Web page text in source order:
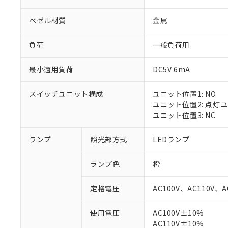
ベゼル材質 金属
負荷 一般負荷用
最小適用負荷 DC5V 6mA
スイッチユニット構成
ユニット位置1: NO
ユニット位置2: 点灯
ユニット位置3: NC
ランプ 照光部方式 LEDランプ
ランプ色 橙
定格電圧 AC100V、AC110V、
使用電圧
AC100V±10%
AC110V±10%
※1 対応状況